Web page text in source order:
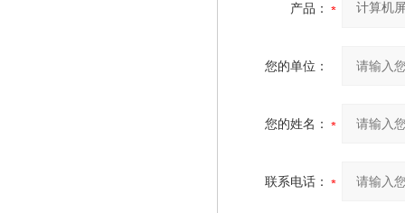
产品：
您的单位：
您的姓名：
联系电话：